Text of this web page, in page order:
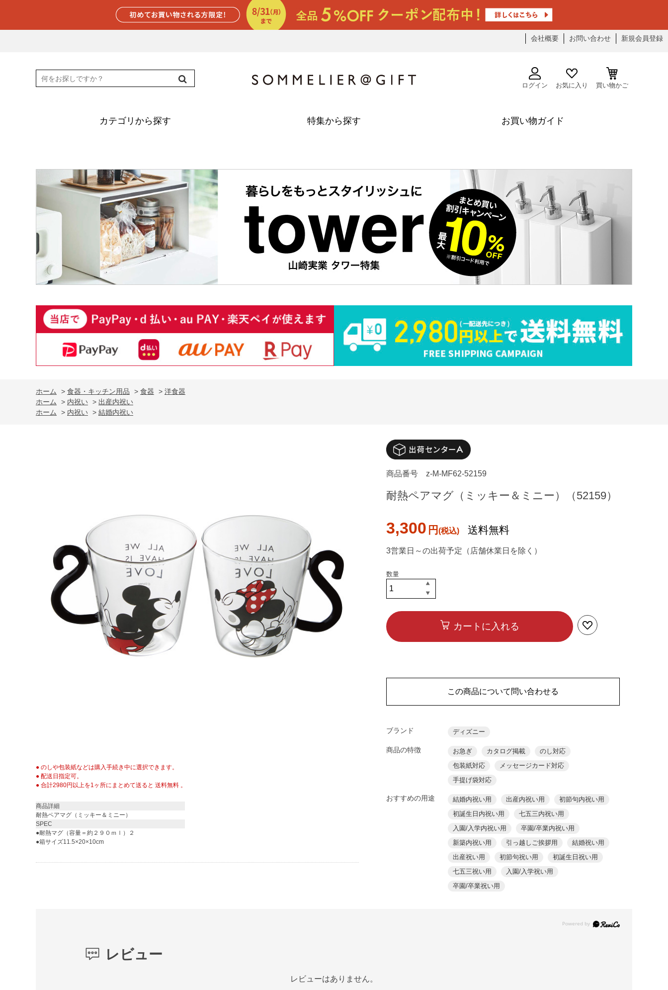
会社概要 お問い合わせ 新規会員登録
ログイン お気に入り 買い物かご
カテゴリから探す 特集から探す お買い物ガイド
ホーム > 食器・キッチン用品 > 食器 > 洋食器
ホーム
> 内祝い > 出産内祝い
ホーム
> 内祝い > 結婚内祝い
● のしや包装紙などは購入手続き中に選択できます。
● 配送日指定可。
● 合計2980円以上を1ヶ所にまとめて送ると 送料無料 。
商品詳細
耐熱ペアマグ（ミッキー＆ミニー）
SPEC
●耐熱マグ（容量＝約２９０ｍｌ）２
●箱サイズ11.5×20×10cm
商品番号 z-M-MF62-52159
耐熱ペアマグ（ミッキー＆ミニー）（52159）
3,300 円 送料無料
3営業日～の出荷予定（店舗休業日を除く）
カートに入れる
この商品について問い合わせる
ブランド ディズニー
商品の特徴 お急ぎ カタログ掲載
のし対応
包装紙対応
メッセージカード対応
手提げ袋対応
おすすめの用途 結婚内祝い用 出産内祝い用
初節句内祝い用
初誕生日内祝い用
七五三内祝い用
入園/入学内祝い用
卒園/卒業内祝い用
新築内祝い用
引っ越しご挨拶用
結婚祝い用
出産祝い用
初節句祝い用
初誕生日祝い用
七五三祝い用
入園/入学祝い用
卒園/卒業祝い用
レビュー
レビューはありません。